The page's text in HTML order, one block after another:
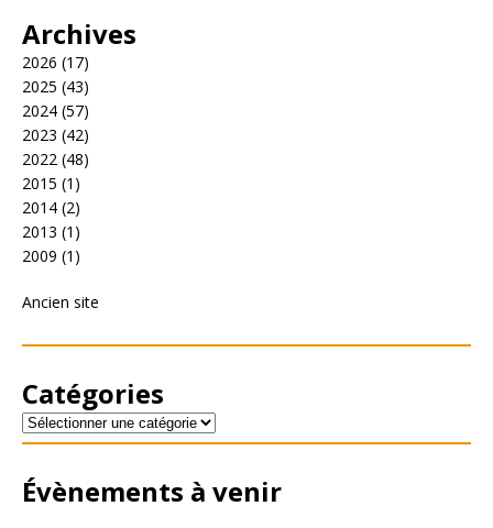
Archives
2026 (17)
2025 (43)
2024 (57)
2023 (42)
2022 (48)
2015 (1)
2014 (2)
2013 (1)
2009 (1)
Ancien site
Catégories
Évènements à venir